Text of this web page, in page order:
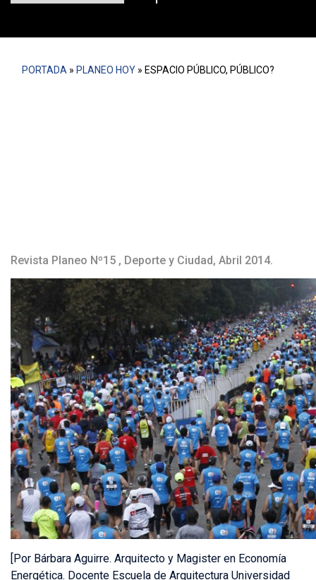
PORTADA » PLANEO HOY » ESPACIO PÚBLICO, PÚBLICO?
Revista Planeo Nº15 , Deporte y Ciudad, Abril 2014.
[Por Bárbara Aguirre. Arquitecto y Magister en Economía
Energética. Docente Escuela de Arquitectura Universidad